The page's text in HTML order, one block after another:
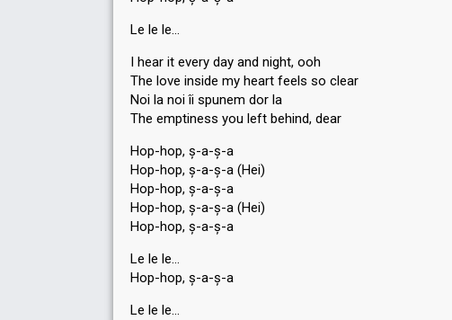
Le le le…
I hear it every day and night, ooh
The love inside my heart feels so clear
Noi la noi îi spunem dor la
The emptiness you left behind, dear
Hop-hop, ș-a-ș-a
Hop-hop, ș-a-ș-a (Hei)
Hop-hop, ș-a-ș-a
Hop-hop, ș-a-ș-a (Hei)
Hop-hop, ș-a-ș-a
Le le le…
Hop-hop, ș-a-ș-a
Le le le…